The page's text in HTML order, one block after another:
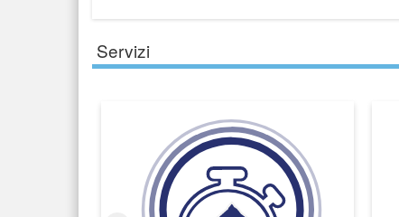
Servizi